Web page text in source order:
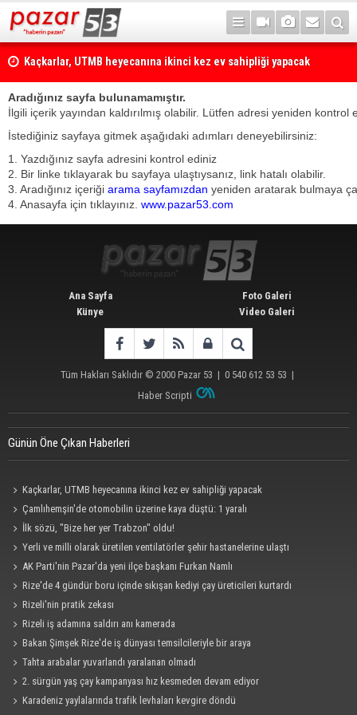
Kaçkarlar, UTMB heyecanına ikinci kez ev sahipliği yapacak
Aradığınız sayfa bulunamamıştır.
İlgili içerik yayından kaldırılmış olabilir. Lütfen adresi yeniden kontrol
İstediğiniz sayfaya gitmek aşağıdaki adımları deneyebilirsiniz:
1. Yazdığınız sayfa adresini kontrol ediniz
2. Bir linke tıklayarak bu sayfaya ulaştıysanız, link hatalı olabilir.
3. Aradığınız içeriği arama sayfamızdan yeniden aratarak bulmaya
4. Anasayfa için tıklayınız. www.pazar53.com
Ana Sayfa
Künye
Foto Galeri
Video Galeri
Tüm Hakları Saklıdır © 2000 Pazar 53 | 0 540 612 53 53 |
Haber Scripti
Günün Öne Çıkan Haberleri
Kaçkarlar, UTMB heyecanına ikinci kez ev sahipliği yapacak
Çamlıhemşin'de otomobilin üzerine kaya düştü: 1 yaralı
İlk sözü, "Bize her yer Trabzon" oldu!
Yerli ve milli olarak üretilen ventilatörler şehir hastanelerine ulaştı
AK Parti'nin Pazar'da yeni ilçe başkanı Furkan Namlı
Rize'de 4 gündür boru içinde sıkışan kediyi çay üreticileri kurtardı
Rizeli'nin pratik zekası
Rizeli iş adamına saldırı anı kamerada
Bakan Şimşek Rize'de iş dünyası temsilcileriyle bir araya
Tahta arabalar yuvarlandı yaralanan olmadı
2. sürgün yaş çay kampanyası hız kesmeden devam ediyor
Karadeniz yaylalarında trafik levhaları kevgire döndü